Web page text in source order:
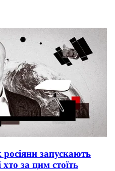
запускають
за цим стоїть